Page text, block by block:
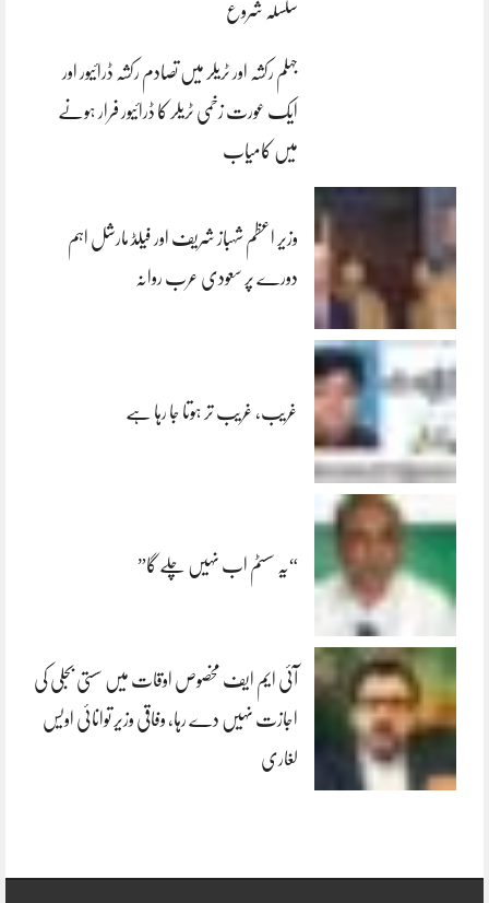
سلسلہ شروع
جہلم رکشہ اور ٹریلر میں تصادم رکشہ ڈرائیور اور
ایک عورت زخمی ٹریلر کا ڈرائیور فرار ہونے
میں کامیاب
وزیر اعظم شہباز شریف اور فیلڈ مارشل اہم
دورے پر سعودی عرب روانہ
غریب، غریب تر ہوتا جا رہا ہے
“یہ سسٹم اب نہیں چلے گا”
آئی ایم ایف مخصوص اوقات میں سستی بجلی کی
اجازت نہیں دے رہا، وفاقی وزیر توانائی اویس
لغاری